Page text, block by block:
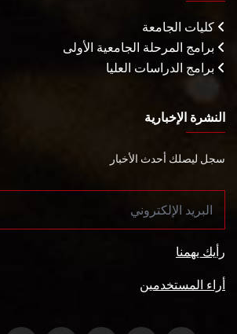
كليات الجامعة
برامج المرحلة الجامعية الأولى
برامج الدراسات العليا
النشرة الإخبارية
سجل ليصلك أحدث الأخبار
رأيك يهمنا
أراء المستخدمين